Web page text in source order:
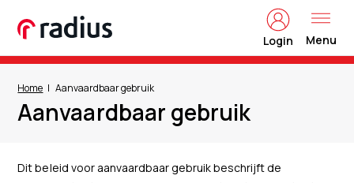
Login Menu
Home Aanvaardbaar gebruik
Aanvaardbaar gebruik
Dit beleid voor aanvaardbaar gebruik beschrijft de